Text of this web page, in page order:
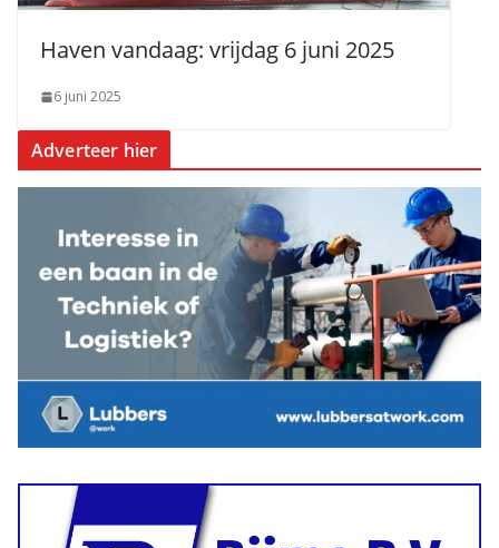
Haven vandaag: vrijdag 6 juni 2025
6 juni 2025
Adverteer hier